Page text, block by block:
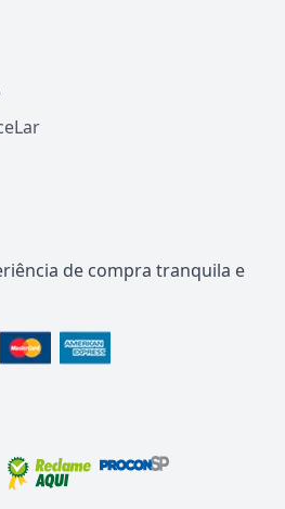
de compra tranquila e